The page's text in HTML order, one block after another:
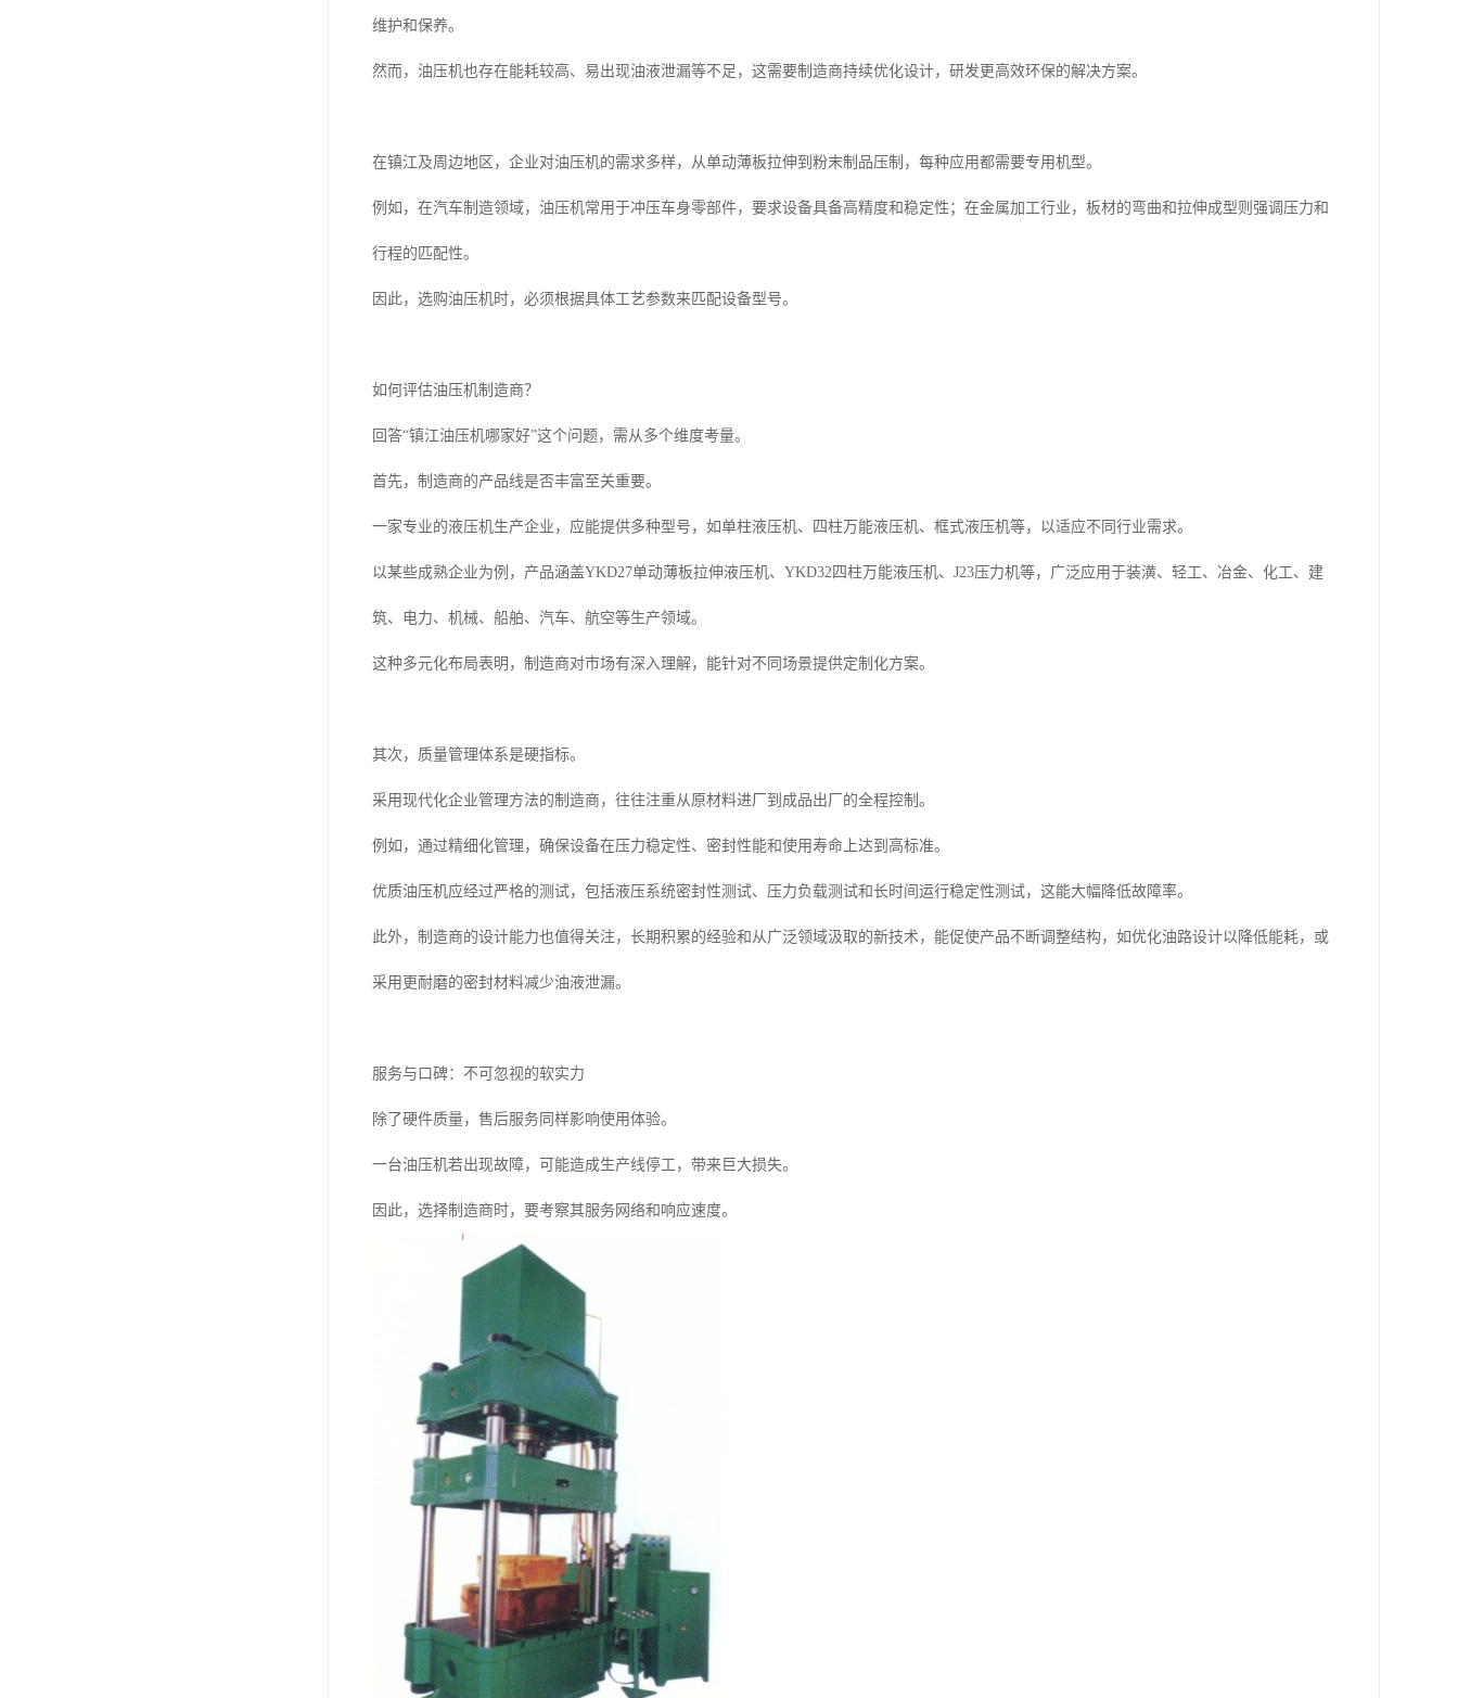
维护和保养。
然而，油压机也存在能耗较高、易出现油液泄漏等不足，这需要制造商持续优化设计，研发更高效环保的解决方案。
在镇江及周边地区，企业对油压机的需求多样，从单动薄板拉伸到粉末制品压制，每种应用都需要专用机型。
例如，在汽车制造领域，油压机常用于冲压车身零部件，要求设备具备高精度和稳定性；在金属加工行业，板材的弯曲和拉伸成型则强调压力和
行程的匹配性。
因此，选购油压机时，必须根据具体工艺参数来匹配设备型号。
如何评估油压机制造商？
回答“镇江油压机哪家好”这个问题，需从多个维度考量。
首先，制造商的产品线是否丰富至关重要。
一家专业的液压机生产企业，应能提供多种型号，如单柱液压机、四柱万能液压机、框式液压机等，以适应不同行业需求。
以某些成熟企业为例，产品涵盖YKD27单动薄板拉伸液压机、YKD32四柱万能液压机、J23压力机等，广泛应用于装潢、轻工、冶金、化工、建
筑、电力、机械、船舶、汽车、航空等生产领域。
这种多元化布局表明，制造商对市场有深入理解，能针对不同场景提供定制化方案。
其次，质量管理体系是硬指标。
采用现代化企业管理方法的制造商，往往注重从原材料进厂到成品出厂的全程控制。
例如，通过精细化管理，确保设备在压力稳定性、密封性能和使用寿命上达到高标准。
优质油压机应经过严格的测试，包括液压系统密封性测试、压力负载测试和长时间运行稳定性测试，这能大幅降低故障率。
此外，制造商的设计能力也值得关注，长期积累的经验和从广泛领域汲取的新技术，能促使产品不断调整结构，如优化油路设计以降低能耗，或
采用更耐磨的密封材料减少油液泄漏。
服务与口碑：不可忽视的软实力
除了硬件质量，售后服务同样影响使用体验。
一台油压机若出现故障，可能造成生产线停工，带来巨大损失。
因此，选择制造商时，要考察其服务网络和响应速度。